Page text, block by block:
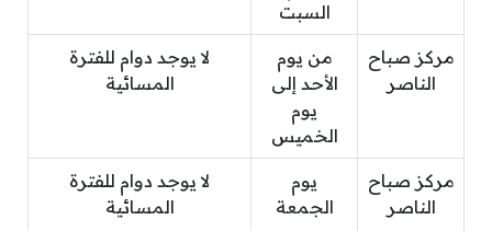
السبت
مركز صباح
الناصر
من يوم
الأحد إلى
يوم
الخميس
لا يوجد دوام للفترة
المسائية
مركز صباح
الناصر
يوم
الجمعة
لا يوجد دوام للفترة
المسائية